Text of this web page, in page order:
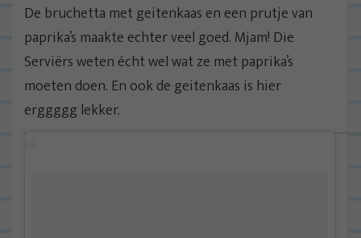
De bruchetta met geitenkaas en een prutje van
paprika’s maakte echter veel goed. Mjam! Die
Serviërs weten écht wel wat ze met paprika’s
moeten doen. En ook de geitenkaas is hier
erggggg lekker.